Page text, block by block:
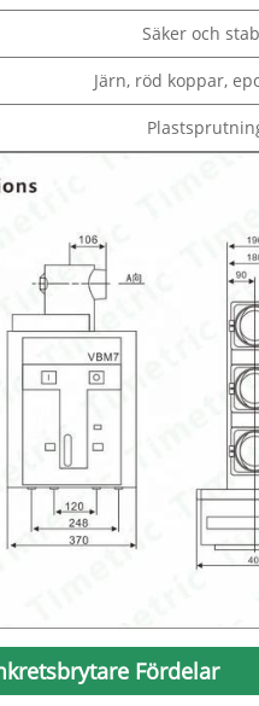
Säker och
Järn, röd koppar,
Fördelar